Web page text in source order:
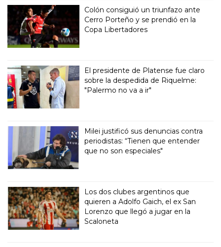
Colón consiguió un triunfazo ante
Cerro Porteño y se prendió en la
Copa Libertadores
El presidente de Platense fue claro
sobre la despedida de Riquelme:
"Palermo no va a ir"
Milei justificó sus denuncias contra
periodistas: “Tienen que entender
que no son especiales"
Los dos clubes argentinos que
quieren a Adolfo Gaich, el ex San
Lorenzo que llegó a jugar en la
Scaloneta